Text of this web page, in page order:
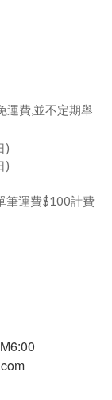
運費,並不定期舉
)
)
筆運費$100計費